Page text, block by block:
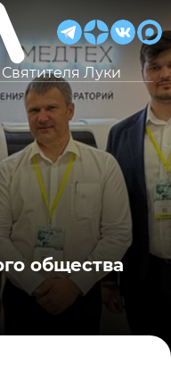
Луки
общества